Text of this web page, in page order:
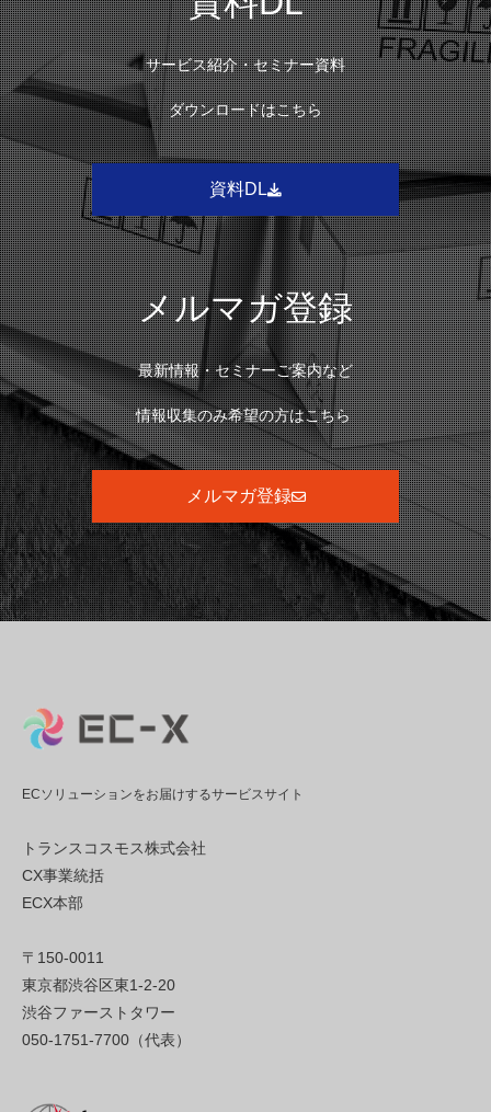
サービス紹介・セミナー資料
ダウンロードはこちら
資料DL
メルマガ登録
最新情報・セミナーご案内など
情報収集のみ希望の方はこちら
メルマガ登録
ECソリューションをお届けするサービスサイト
トランスコスモス株式会社
CX事業統括
ECX本部
〒150-0011
東京都渋谷区東1-2-20
渋谷ファーストタワー
050-1751-7700（代表）